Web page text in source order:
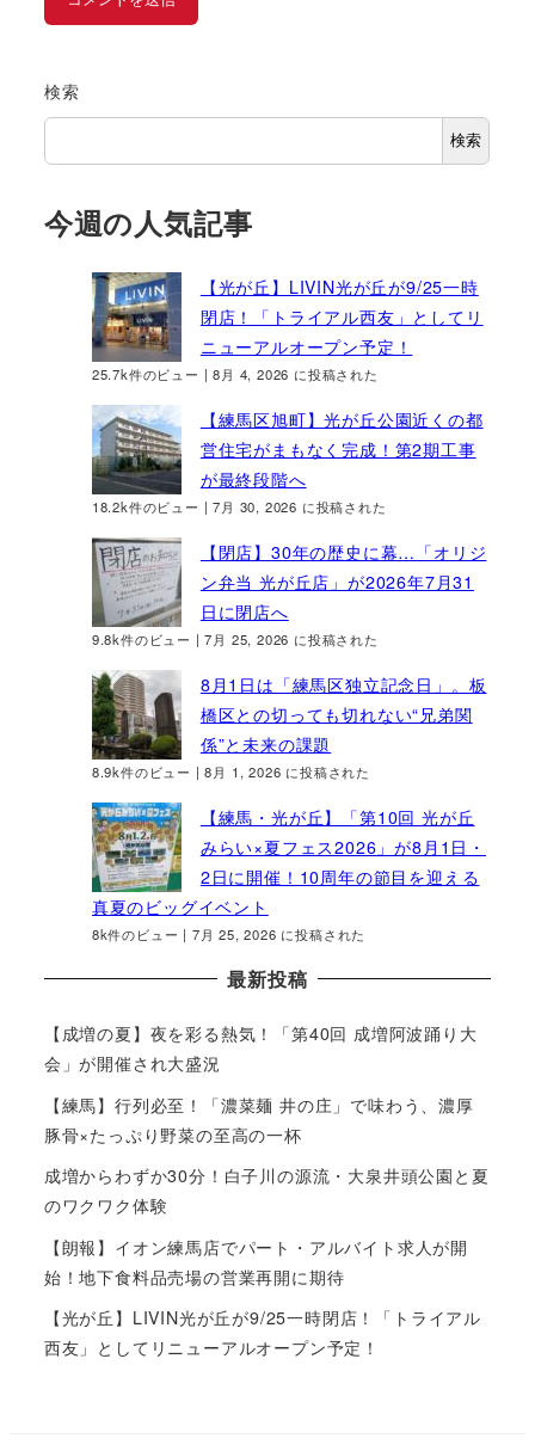
検索
検索
今週の人気記事
【光が丘】LIVIN光が丘が9/25一時
閉店！「トライアル西友」としてリ
ニューアルオープン予定！
25.7k件のビュー |8月 4, 2026 に投稿された
【練馬区旭町】光が丘公園近くの都
営住宅がまもなく完成！第2期工事
が最終段階へ
18.2k件のビュー |7月 30, 2026 に投稿された
【閉店】30年の歴史に幕…「オリジ
ン弁当 光が丘店」が2026年7月31
日に閉店へ
9.8k件のビュー |7月 25, 2026 に投稿された
8月1日は「練馬区独立記念日」。板
橋区との切っても切れない“兄弟関
係”と未来の課題
8.9k件のビュー |8月 1, 2026 に投稿された
【練馬・光が丘】「第10回 光が丘
みらい×夏フェス2026」が8月1日・
2日に開催！10周年の節目を迎える
真夏のビッグイベント
8k件のビュー | 7月 25, 2026 に投稿された
最新投稿
【成増の夏】夜を彩る熱気！「第40回 成増阿波踊り大
会」が開催され大盛況
【練馬】行列必至！「濃菜麺 井の庄」で味わう、濃厚
豚骨×たっぷり野菜の至高の一杯
成増からわずか30分！白子川の源流・大泉井頭公園と夏
のワクワク体験
【朗報】イオン練馬店でパート・アルバイト求人が開
始！地下食料品売場の営業再開に期待
【光が丘】LIVIN光が丘が9/25一時閉店！「トライアル
西友」としてリニューアルオープン予定！